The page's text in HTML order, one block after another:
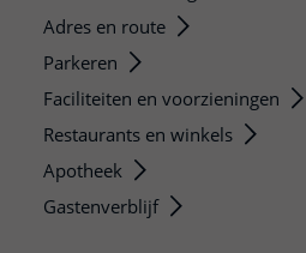
Adres en route
Parkeren
Faciliteiten en voorzieningen
Restaurants en winkels
Apotheek
Gastenverblijf